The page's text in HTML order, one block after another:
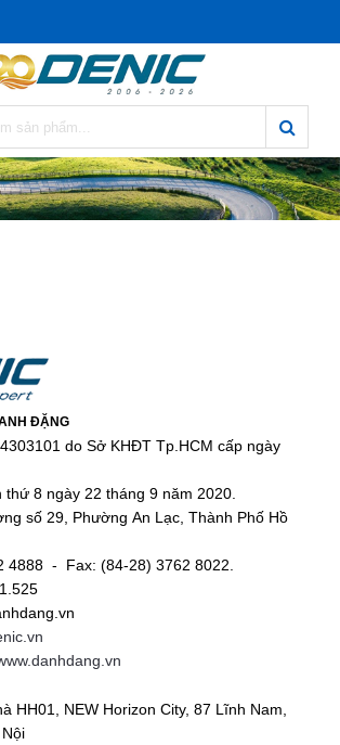
ĐẶNG
do Sở KHĐT Tp.HCM cấp ngày
8 ngày 22 tháng 9 năm 2020.
số 29, Phường An Lạc, Thành Phố Hồ
4888 - Fax: (84-28) 3762 8022.
HH01, NEW Horizon City, 87 Lĩnh Nam,